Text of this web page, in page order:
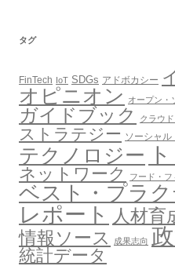
タグ
FinTech IoT SDGs アドボカシー
オピニオン オープン・
ガイドブック クラウ
ストラテジー ソーシャル
テクノロジー
ネットワーク フード・フ
ベスト・プラ
レポート 人材育
情報ソース
成果志向
統計データ